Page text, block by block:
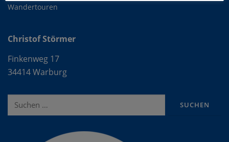
Wandertouren
Christof Störmer
Finkenweg 17
34414 Warburg
Suche